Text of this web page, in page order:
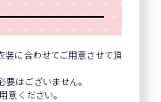
装に合わせてご用意させて頂
要はございません。
意ください。